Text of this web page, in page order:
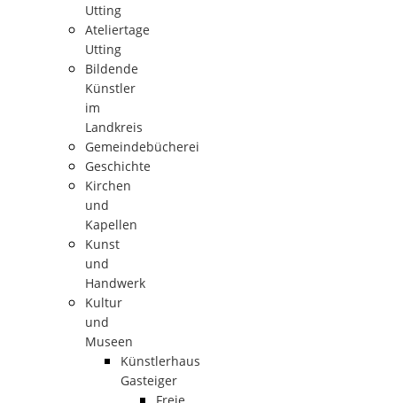
Utting
Ateliertage
Utting
Bildende
Künstler
im
Landkreis
Gemeindebücherei
Geschichte
Kirchen
und
Kapellen
Kunst
und
Handwerk
Kultur
und
Museen
Künstlerhaus
Gasteiger
Freie